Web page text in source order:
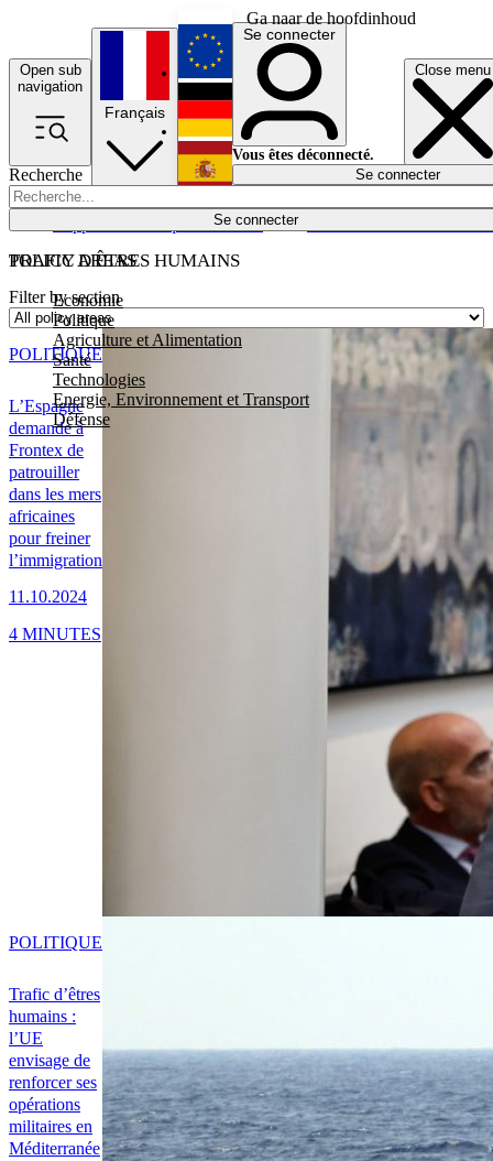
Ga naar de hoofdinhoud
Open sub
navigation
Close menu
Recherche
Se connecter
POLICY AREAS
Economie
Politique
Agriculture et Alimentation
Santé
Technologies
Energie, Environnement et Transport
Défense
Économie
Français
English
Deutsch
Español
Se connecter
Vous êtes déconnecté.
Se connecter
TRAFIC D'ÊTRES HUMAINS
Filter by section
L’Espagne
demande à
Frontex de
patrouiller
dans les mers
africaines
pour freiner
l’immigration
11.10.2024
POLITIQUE
4 MINUTES
Trafic d’êtres
humains :
l’UE
envisage de
renforcer ses
opérations
militaires en
Méditerranée
POLITIQUE